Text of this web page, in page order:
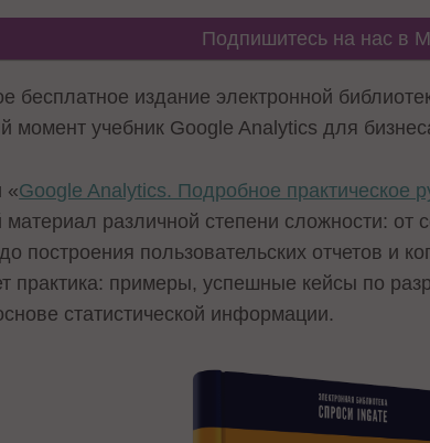
Подпишитесь на нас в
бесплатное издание электронной
момент учебник Google Analytics для
«Google Analytics. Подробное практическое
материал различной степени сложности: от
построения пользовательских отчетов и
практика: примеры, успешные кейсы по
статистической информации.